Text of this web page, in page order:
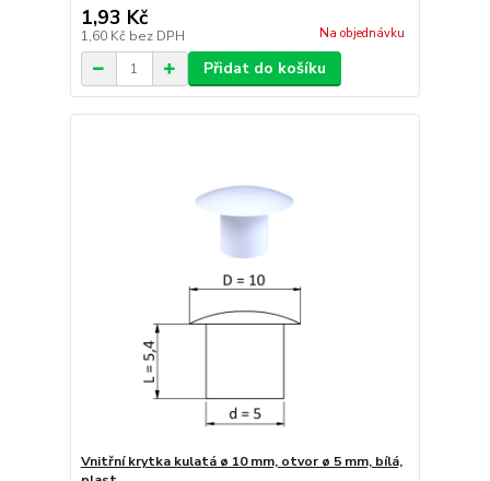
1,93 Kč
1,60 Kč bez DPH Na objednávku
Přidat do košíku
Vnitřní krytka kulatá ø 10 mm, otvor ø 5 mm, bílá,